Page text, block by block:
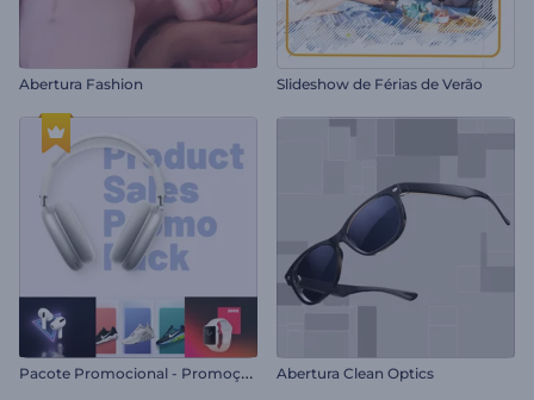
Abertura Fashion Slideshow de Férias de Verão
P
acote Promocional - Promoção de Produtos Abertura Clean Optics